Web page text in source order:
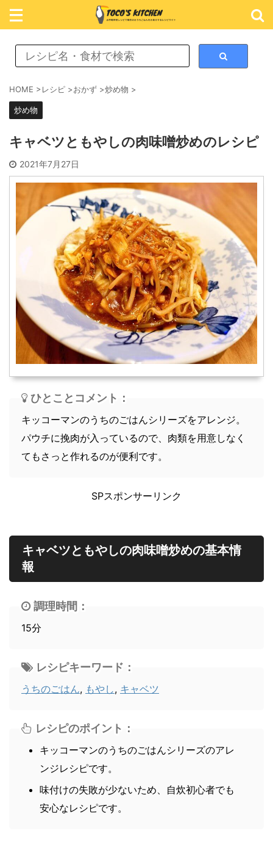
レシピ検索
ごはん
めん類
スイーツ
スープ
軽食
HOME >レシピ >おかず >炒め物 >
炒め物
キャベツともやしの肉味噌炒めのレシピ
2021年7月27日
ひとことコメント：
キッコーマンのうちのごはんシリーズをアレンジ。
パウチに挽肉が入っているので、肉類を用意しなく
てもさっと作れるのが便利です。
SPスポンサーリンク
キャベツともやしの肉味噌炒めの基本情
報
調理時間：
15分
レシピのポイント：
キッコーマンのうちのごはんシリーズのアレ
ンジレシピです。
味付けの失敗が少ないため、自炊初心者でも
安心なレシピです。
レシピキーワード：
うちのごはん, もやし, キャベツ